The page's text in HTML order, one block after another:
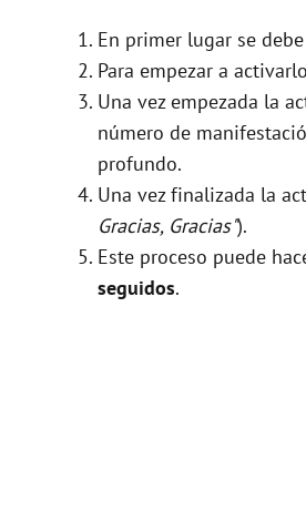
En primer lugar se debe
Para empezar a
Una vez empezada la
número de
profundo.
Una vez finalizada la
Gracias, Gracias").
Este proceso puede
seguidos.